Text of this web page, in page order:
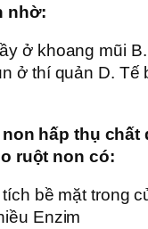
nhờ:
ở khoang mũi
ở thí quản D. Tế
non hấp thụ chất
ruột non có:
bề mặt trong
Enzim